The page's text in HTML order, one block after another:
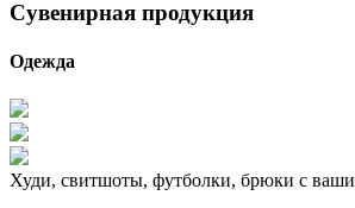
Сувенирная продукция
Одежда
Худи, свитшоты, футболки, брюки с